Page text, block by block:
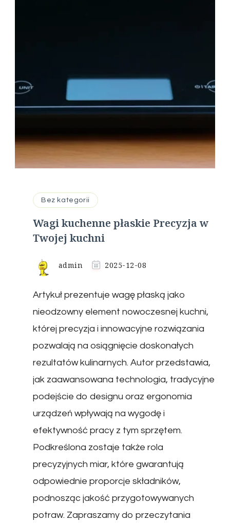
Bez kategorii
Wagi kuchenne płaskie Precyzja w
Twojej kuchni
admin 2025-12-08
Artykuł prezentuje wagę płaską jako
nieodzowny element nowoczesnej kuchni,
której precyzja i innowacyjne rozwiązania
pozwalają na osiągnięcie doskonałych
rezultatów kulinarnych. Autor przedstawia,
jak zaawansowana technologia, tradycyjne
podejście do designu oraz ergonomia
urządzeń wpływają na wygodę i
efektywność pracy z tym sprzętem.
Podkreślona zostaje także rola
precyzyjnych miar, które gwarantują
odpowiednie proporcje składników,
podnosząc jakość przygotowywanych
potraw. Zapraszamy do przeczytania